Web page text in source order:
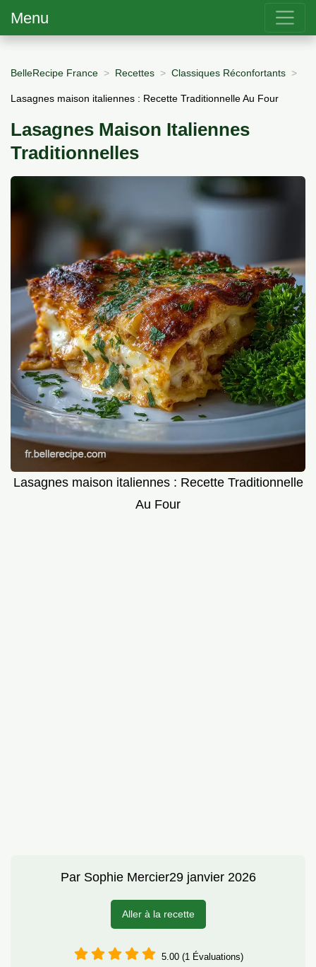
Menu
BelleRecipe France Recettes Classiques Réconfortants
Lasagnes maison italiennes : Recette Traditionnelle Au Four
Lasagnes Maison Italiennes
Traditionnelles
Lasagnes maison italiennes : Recette Traditionnelle
Au Four
Par Sophie Mercier29 janvier 2026
Aller à la recette
5.00 (1 Évaluations)